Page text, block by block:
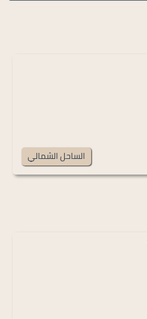
الساحل الشمالي